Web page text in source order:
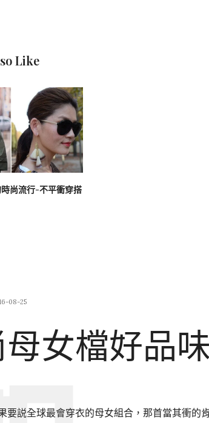
Like
尚流行-不平衝穿搭
08-25
女檔好品
要説全球最會穿衣的母女組合，那首當其衝的